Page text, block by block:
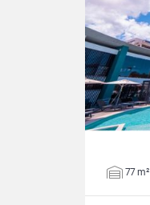
77 m²